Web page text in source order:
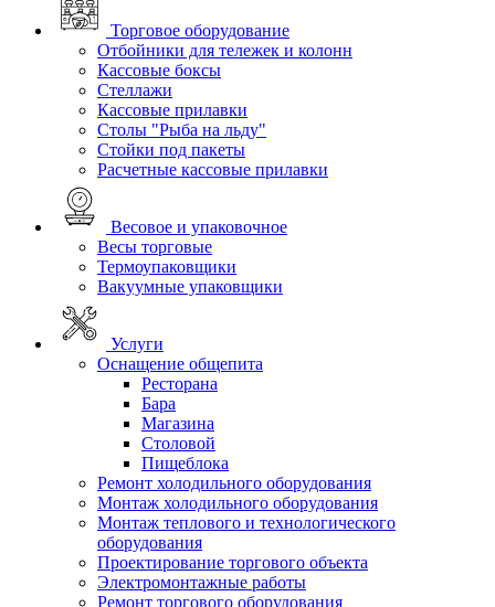
Торговое оборудование
Отбойники для тележек и колонн
Кассовые боксы
Стеллажи
Кассовые прилавки
Столы "Рыба на льду"
Стойки под пакеты
Расчетные кассовые прилавки
Весовое и упаковочное
Весы торговые
Термоупаковщики
Вакуумные упаковщики
Услуги
Оснащение общепита
Ресторана
Бара
Магазина
Столовой
Пищеблока
Ремонт холодильного оборудования
Монтаж холодильного оборудования
Монтаж теплового и технологического
оборудования
Проектирование торгового объекта
Электромонтажные работы
Ремонт торгового оборудования